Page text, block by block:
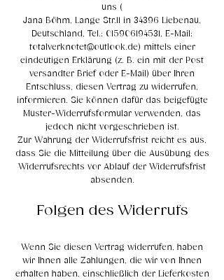
uns (
Jana Böhm, Lange Str.11 in 34396 Liebenau,
Deutschland, Tel.: 015906194531, E-Mail:
totalverknotet@outlook.de) mittels einer
eindeutigen Erklärung (z. B. ein mit der Post
versandter Brief oder E-Mail) über Ihren
Entschluss, diesen Vertrag zu widerrufen,
informieren. Sie können dafür das beigefügte
Muster-Widerrufsformular verwenden, das
jedoch nicht vorgeschrieben ist.
Zur Wahrung der Widerrufsfrist reicht es aus,
dass Sie die Mitteilung über die Ausübung des
Widerrufsrechts vor Ablauf der Widerrufsfrist
absenden.
Folgen des Widerrufs
Wenn Sie diesen Vertrag widerrufen, haben
wir Ihnen alle Zahlungen, die wir von Ihnen
erhalten haben, einschließlich der Lieferkosten